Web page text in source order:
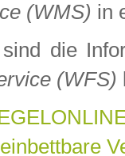
(WMS) in
die
(WFS)
einbettbare